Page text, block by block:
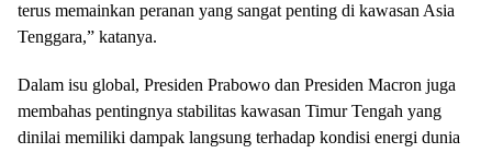
terus memainkan peranan yang sangat penting di kawasan Asia
Tenggara,” katanya.
Dalam isu global, Presiden Prabowo dan Presiden Macron juga
membahas pentingnya stabilitas kawasan Timur Tengah yang
dinilai memiliki dampak langsung terhadap kondisi energi dunia